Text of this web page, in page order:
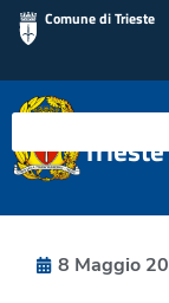
Comune di Trieste
Polizia
Trieste
8 Maggio